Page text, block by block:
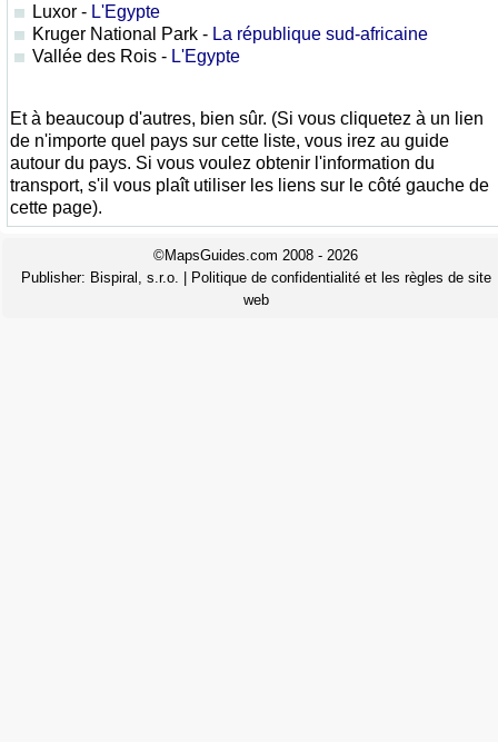
Luxor - L'Egypte
Kruger National Park - La république sud-africaine
Vallée des Rois - L'Egypte
Et à beaucoup d'autres, bien sûr. (Si vous cliquetez à un lien
de n'importe quel pays sur cette liste, vous irez au guide
autour du pays. Si vous voulez obtenir l'information du
transport, s'il vous plaît utiliser les liens sur le côté gauche de
cette page).
©MapsGuides.com 2008 - 2026
Publisher: Bispiral, s.r.o.
Politique de confidentialité et les règles de site
web